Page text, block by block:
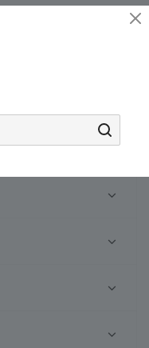
ТУ 2381-096-00336562-
ПАВ,
добавка.